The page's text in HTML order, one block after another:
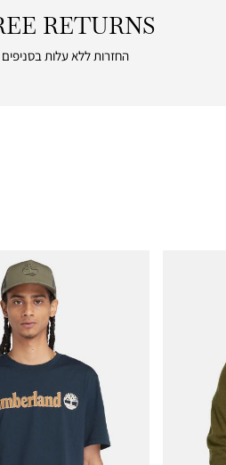
|
returns
RETURNS
החזרות ללא עלות בסניפים